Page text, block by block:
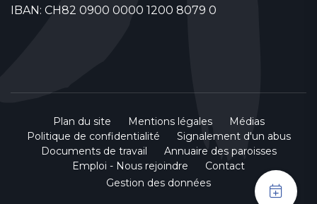
IBAN: CH82 0900 0000 1200 8079 0
Plan du site Mentions légales
Médias
Politique de confidentialité
Signalement d'un abus
Documents de travail
Annuaire des paroisses
Emploi - Nous rejoindre
Contact
Gestion des données